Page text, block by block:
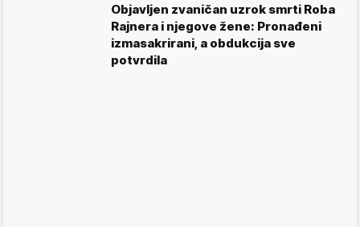
Objavljen zvaničan uzrok smrti Roba
Rajnera i njegove žene: Pronađeni
izmasakrirani, a obdukcija sve
potvrdila